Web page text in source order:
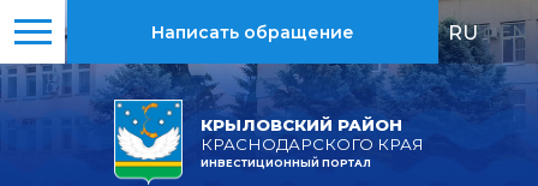
КРЫЛОВСКИЙ РАЙОН
КРАСНОДАРСКОГО КРАЯ
ИНВЕСТИЦИОННЫЙ ПОРТАЛ
Написать обращение RU | EN